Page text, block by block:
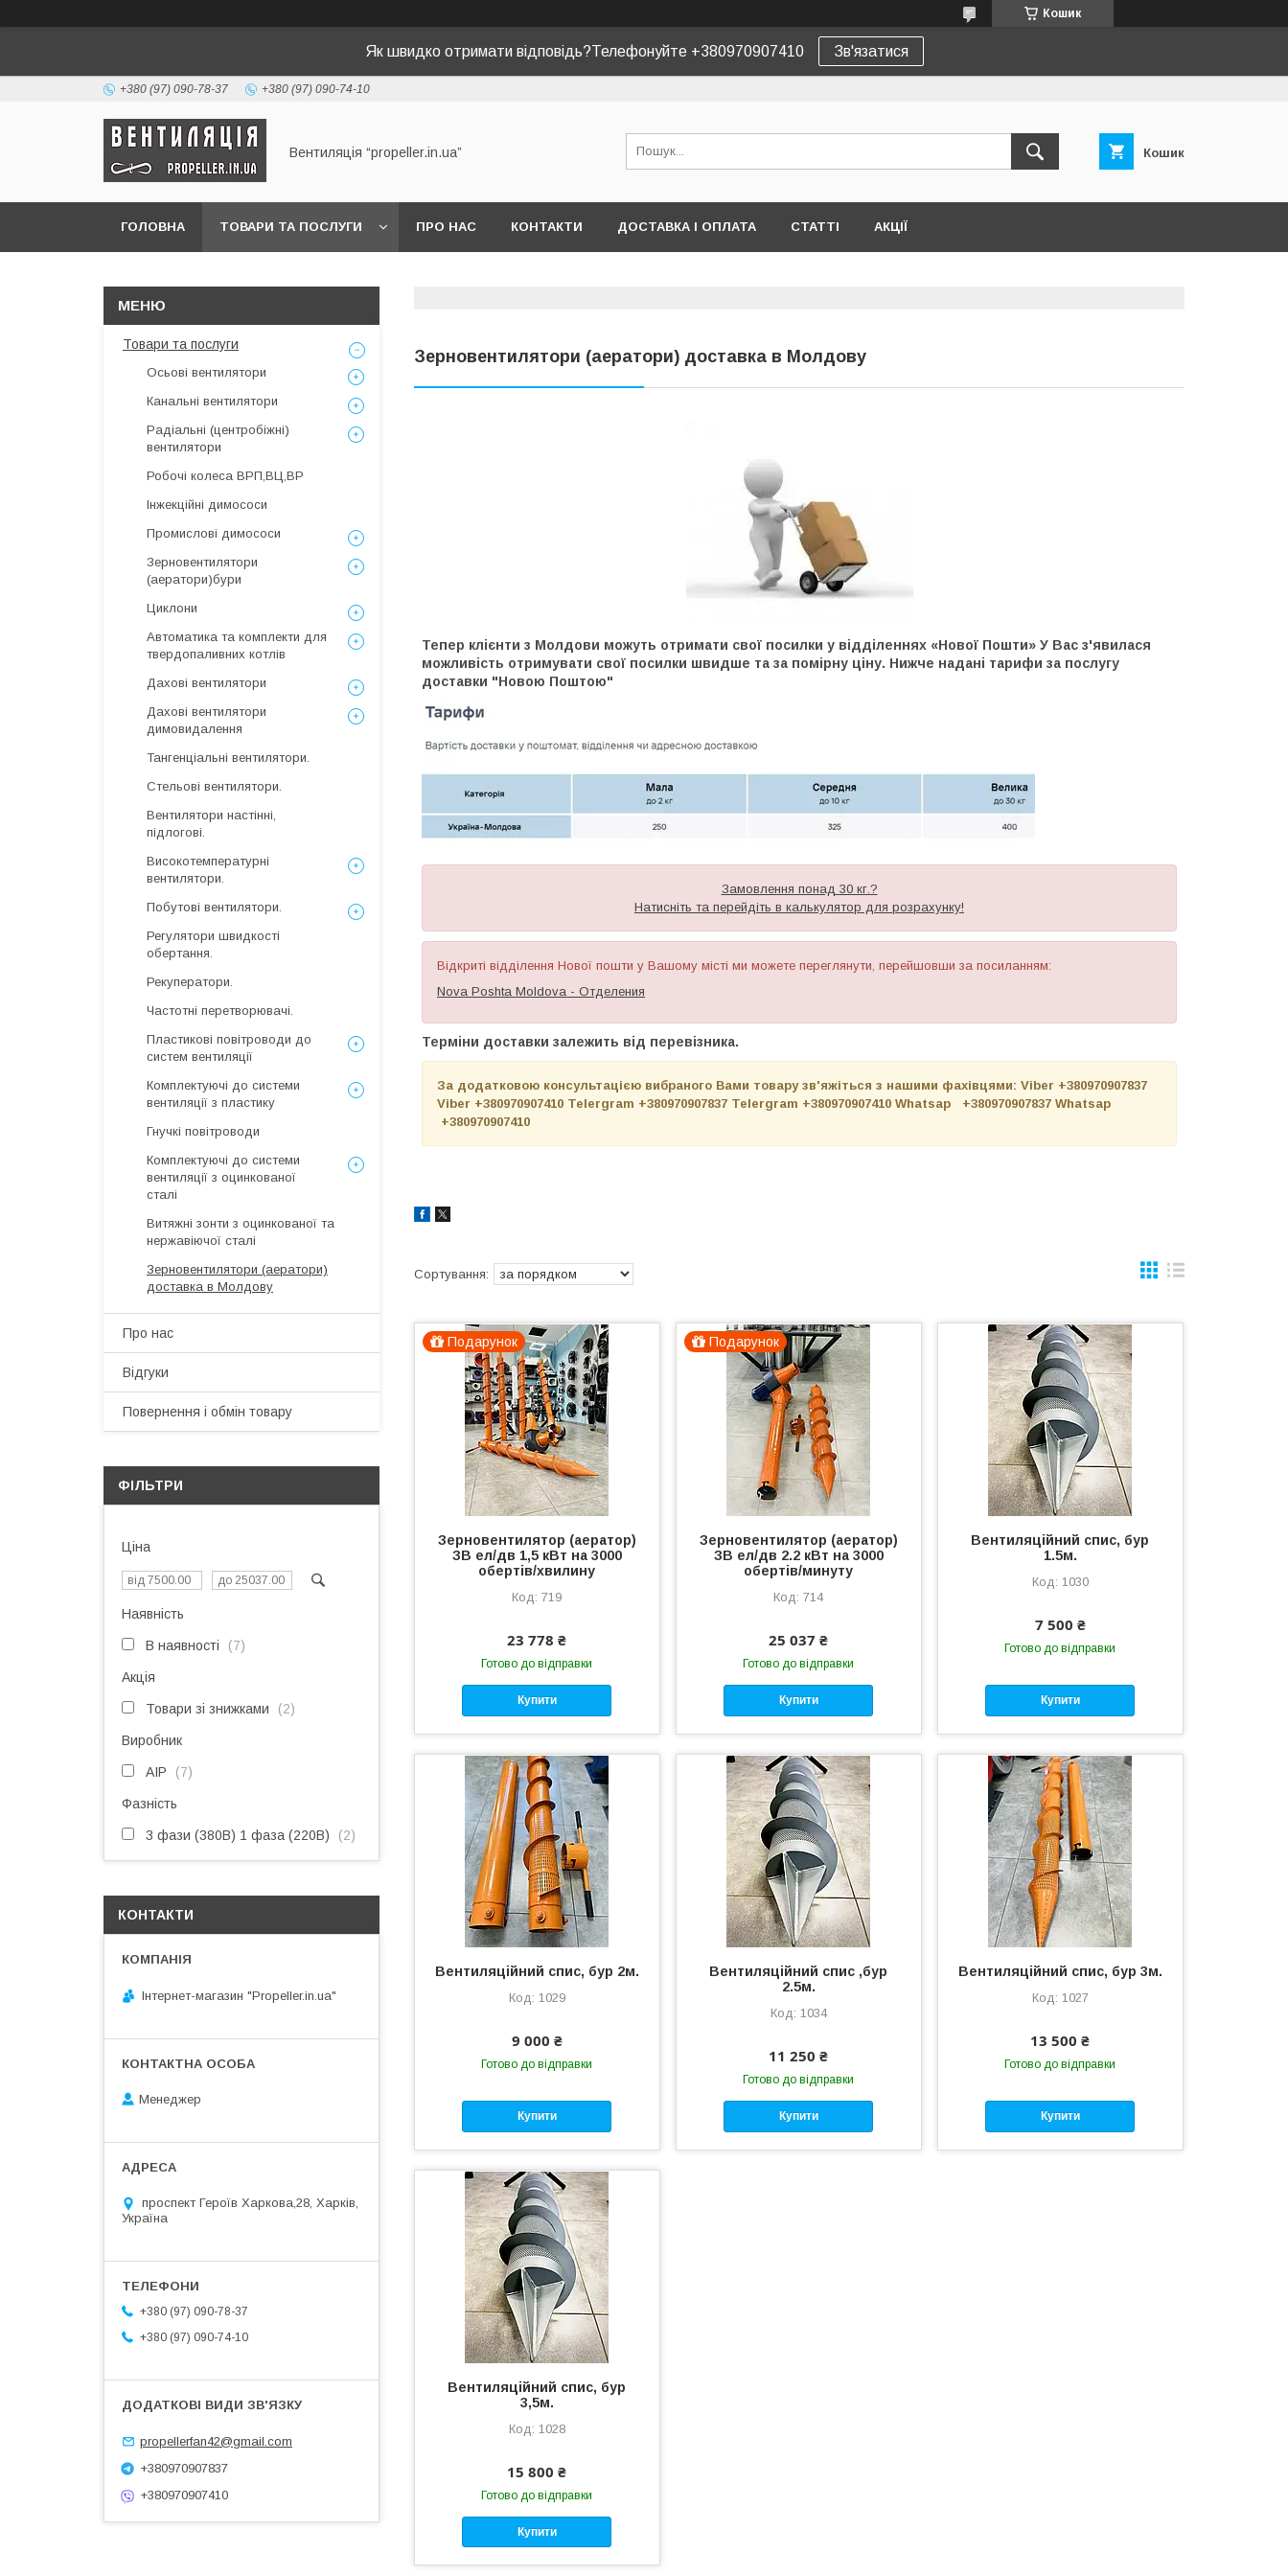
Кошик
Як швидко отримати відповідь?Телефонуйте +380970907410 Зв'язатися
+380 (97) 090-78-37 +380 (97) 090-74-10
Вентиляція “propeller.in.ua” Кошик
ГОЛОВНА ТОВАРИ ТА ПОСЛУГИ ПРО НАС КОНТАКТИ ДОСТАВКА І ОПЛАТА СТАТТІ АКЦІЇ
Зерновентилятори (аератори) доставка в Молдову
Тепер клієнти з Молдови можуть отримати свої посилки у відділеннях «Нової Пошти» У Вас з'явилася
можливість отримувати свої посилки швидше та за помірну ціну. Нижче надані тарифи за послугу
доставки "Новою Поштою"
Замовлення понад 30 кг.?
Натисніть та перейдіть в калькулятор для розрахунку!
Відкриті відділення Нової пошти у Вашому місті ми можете переглянути, перейшовши за посиланням:
Nova Poshta Moldova - Отделения
Терміни доставки залежить від перевізника.
За додатковою консультацією вибраного Вами товару зв'яжіться з нашими фахівцями: Viber +380970907837
Viber +380970907410 Telergram +380970907837 Telergram +380970907410 Whatsap +380970907837 Whatsap
+380970907410
Подарунок
Зерновентилятор (аератор)
ЗВ ел/дв 1,5 кВт на 3000
обертів/хвилину
719
23 778 ₴
Готово до відправки
Купити
Подарунок
Зерновентилятор (аератор)
ЗВ ел/дв 2.2 кВт на 3000
обертів/минуту
714
25 037 ₴
Готово до відправки
Купити
Вентиляційний спис, бур
1.5м.
1030
7 500 ₴
Готово до відправки
Купити
Вентиляційний спис, бур 2м.
1029
9 000 ₴
Готово до відправки
Купити
Вентиляційний спис ,бур
2.5м.
1034
11 250 ₴
Готово до відправки
Купити
Вентиляційний спис, бур 3м.
1027
13 500 ₴
Готово до відправки
Купити
Вентиляційний спис, бур
3,5м.
1028
15 800 ₴
Готово до відправки
Купити
Товари та послуги
Осьові вентилятори
Канальні вентилятори
Радіальні (центробіжні)
вентилятори
Робочі колеса ВРП,ВЦ,ВР
Інжекційні димососи
Промислові димососи
Зерновентилятори
(аератори)бури
Циклони
Автоматика та комплекти для
твердопаливних котлів
Дахові вентилятори
Дахові вентилятори
димовидалення
Тангенціальні вентилятори.
Стельові вентилятори.
Вентилятори настінні,
підлогові.
Високотемпературні
вентилятори.
Побутові вентилятори.
Регулятори швидкості
обертання.
Рекуператори.
Частотні перетворювачі.
Пластикові повітроводи до
систем вентиляції
Комплектуючі до системи
вентиляції з пластику
Гнучкі повітроводи
Комплектуючі до системи
вентиляції з оцинкованої
сталі
Витяжні зонти з оцинкованої та
нержавіючої сталі
Зерновентилятори (аератори)
доставка в Молдову
Про нас
Відгуки
Повернення і обмін товару
ФІЛЬТРИ
Ціна
Наявність
В наявності 7
Акція
Товари зі знижками 2
Виробник
АІР 7
Фазність
3 фази (380В) 1 фаза (220В) 2
КОНТАКТИ
Інтернет-магазин "Propeller.in.ua"
Менеджер
проспект Героїв Харкова,28, Харків,
Україна
+380 (97) 090-78-37
+380 (97) 090-74-10
propellerfan42@gmail.com
+380970907837
+380970907410